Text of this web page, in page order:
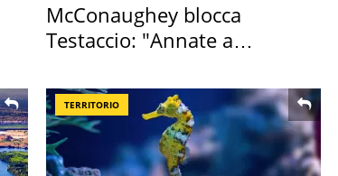
McConaughey blocca
Testaccio: "Annate a
TERRITORIO